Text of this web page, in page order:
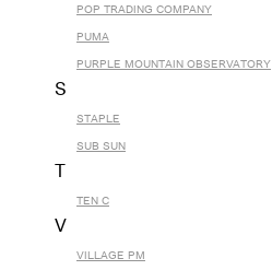
POP TRADING COMPANY
PUMA
PURPLE MOUNTAIN OBSERVATORY
S
STAPLE
SUB SUN
TEN C
V
VILLAGE PM